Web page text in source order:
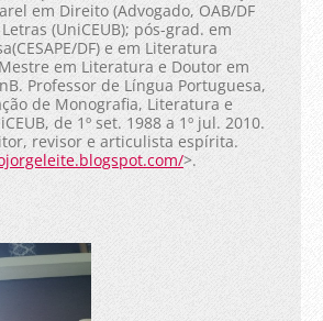
em Direito (Advogado, OAB/DF
(UniCEUB); pós-grad. em
DF) e em Literatura
em Literatura e Doutor em
Professor de Língua Portuguesa,
de Monografia, Literatura e
de 1º set. 1988 a 1º jul. 2010.
revisor e articulista espírita.
>.